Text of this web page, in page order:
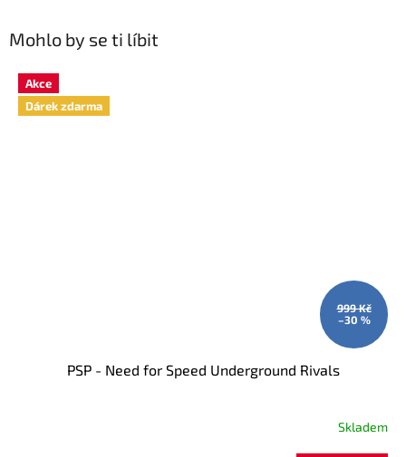
Mohlo by se ti líbit
Akce
Dárek zdarma
999 Kč
–30 %
PSP - Need for Speed Underground Rivals
Skladem